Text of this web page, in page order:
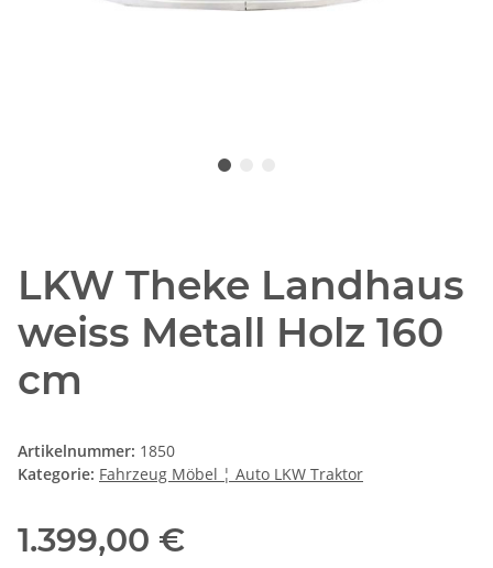
LKW Theke Landhaus
weiss Metall Holz 160
cm
Artikelnummer: 1850
Kategorie: Fahrzeug Möbel ¦ Auto LKW Traktor
1.399,00 €